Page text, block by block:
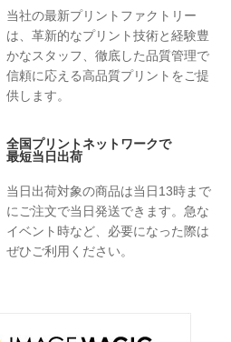
当社の最新プリントファクトリー
は、革新的なプリント技術と経験豊
かなスタッフ、徹底した品質管理で
信頼に応える高品質プリントをご提
供します。
全国プリントネットワークで
最短当日出荷
当日出荷対象の商品は当日13時まで
にご注文で当日発送できます。急な
イベント時など、必要になった際は
ぜひご利用ください。